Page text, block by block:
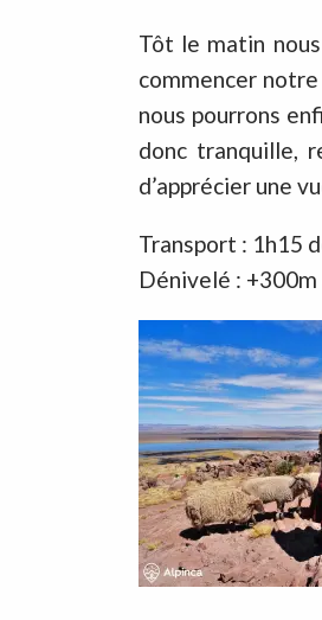
Tôt le matin
commencer
nous pourrons
donc tranquille,
d’apprécier une
Transport : 1h15
Dénivelé :